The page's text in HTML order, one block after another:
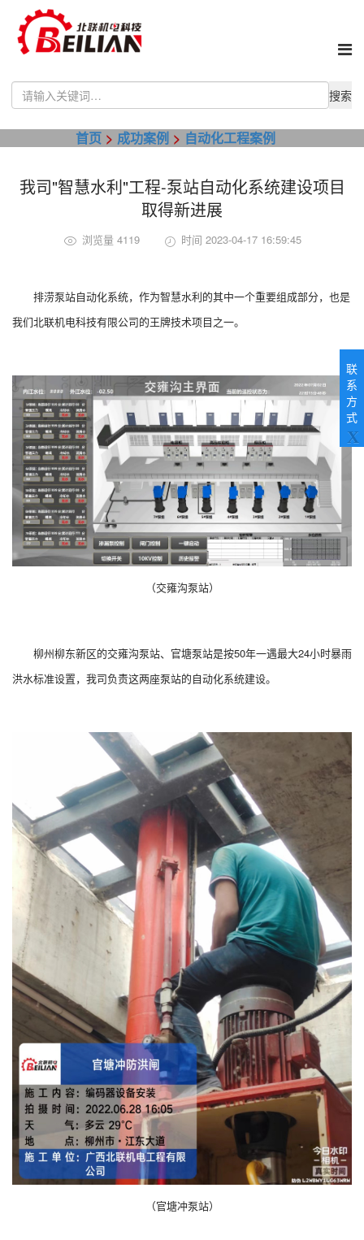
Use
the
to
the
result.
Touch
device
users
can
use
touch
and
swipe
gestures.
首页 成功案例 自动化工程案例
我司"智慧水利"工程-泵站自动化系统建设项目
取得新进展
浏览量 4119 时间 2023-04-17 16:59:45
排涝泵站自动化系统，作为智慧水利的其中一个重要组成部分，也是
我们北联机电科技有限公司的王牌技术项目之一。
（交雍沟泵站）
柳州柳东新区的交雍沟泵站、官塘泵站是按50年一遇最大24小时暴雨
洪水标准设置，我司负责这两座泵站的自动化系统建设。
（官塘冲泵站）
联
系
方
式
X